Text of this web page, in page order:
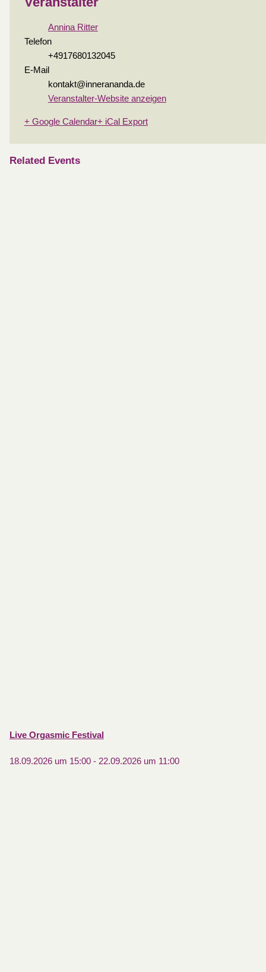
Annina Ritter
Telefon
+4917680132045
E-Mail
kontakt@innerananda.de
Veranstalter-Website anzeigen
+ Google Calendar+ iCal Export
Related Events
Live Orgasmic Festival
18.09.2026 um 15:00- 22.09.2026 um 11:00